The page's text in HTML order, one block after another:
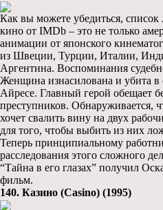
Как вы можете убедиться,
кино от IMDb – это не только
анимации от японского
из Швеции, Турции, Италии,
Аргентина. Воспоминания
Женщина изнасилована и убита в
Айресе. Главный герой обещает
преступников. Обнаруживается,
хочет свалить вину на двух
для того, чтобы выбить из них
Теперь принципиальному
расследования этого сложного
“Тайна в его глазах” получил
фильм.
140. Казино (Casino) (1995)